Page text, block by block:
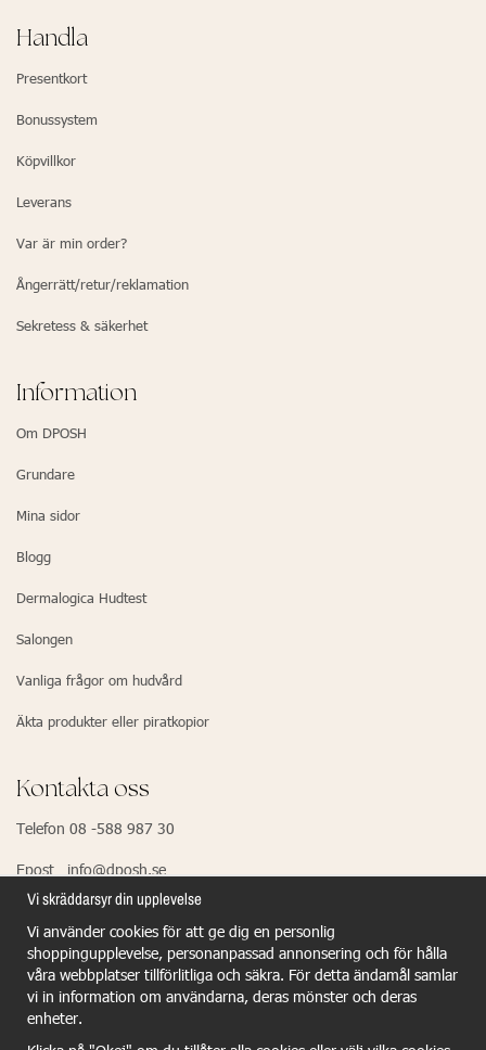
Handla
Presentkort
Bonussystem
Köpvillkor
Leverans
Var är min order?
Ångerrätt/retur/reklamation
Sekretess & säkerhet
Information
Om DPOSH
Grundare
Mina sidor
Blogg
Dermalogica Hudtest
Salongen
Vanliga frågor om hudvård
Äkta produkter eller piratkopior
Kontakta oss
Telefon 08 -588 987 30
Epost info@dposh.se
EU Responsible Person - Dermalogica
Dermalogica GmbH
Wiesenstr.21
40549 Dûsseldorf
Vi skräddarsyr din upplevelse
Vi använder cookies för att ge dig en personlig
shoppingupplevelse, personanpassad annonsering och för hålla
våra webbplatser tillförlitliga och säkra. För detta ändamål samlar
vi in information om användarna, deras mönster och deras
enheter.